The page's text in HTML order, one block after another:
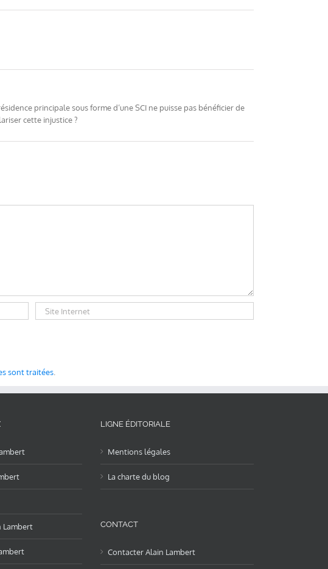
principale sous forme d’une SCI ne puisse pas bénéficier de
cette injustice ?
sont traitées
Lambert
LIGNE ÉDITORIALE
Mentions légales
La charte du blog
CONTACT
Contacter Alain Lambert